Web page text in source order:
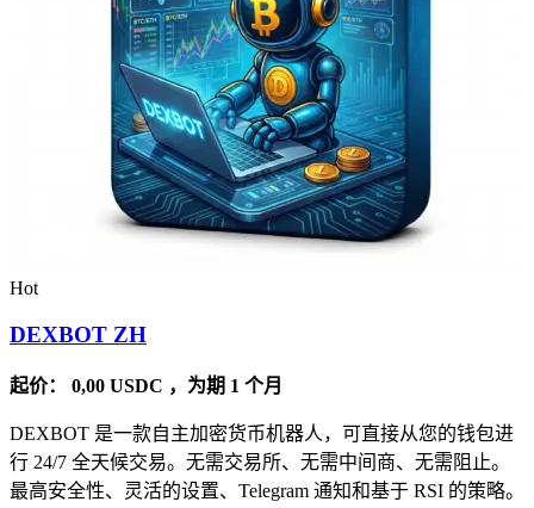
Hot
DEXBOT ZH
起价： 0,00 USDC ，为期 1 个月
DEXBOT 是一款自主加密货币机器人，可直接从您的钱包进
行 24/7 全天候交易。无需交易所、无需中间商、无需阻止。
最高安全性、灵活的设置、Telegram 通知和基于 RSI 的策略。